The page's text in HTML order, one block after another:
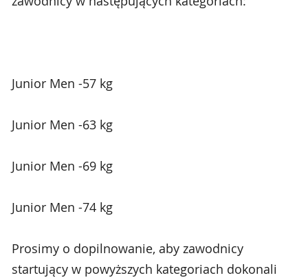
Junior Men -57 kg
Junior Men -63 kg
Junior Men -69 kg
Junior Men -74 kg
Prosimy o dopilnowanie, aby zawodnicy
startujący w powyższych kategoriach dokonali